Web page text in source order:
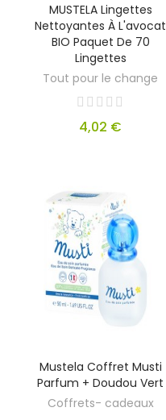
MUSTELA Lingettes
Nettoyantes À L'avocat
BIO Paquet De 70
Lingettes
Tout pour le change
4,02 €
Mustela Coffret Musti
Parfum + Doudou Vert
Coffrets- cadeaux